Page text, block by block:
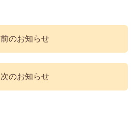
前のお知らせ
次のお知らせ